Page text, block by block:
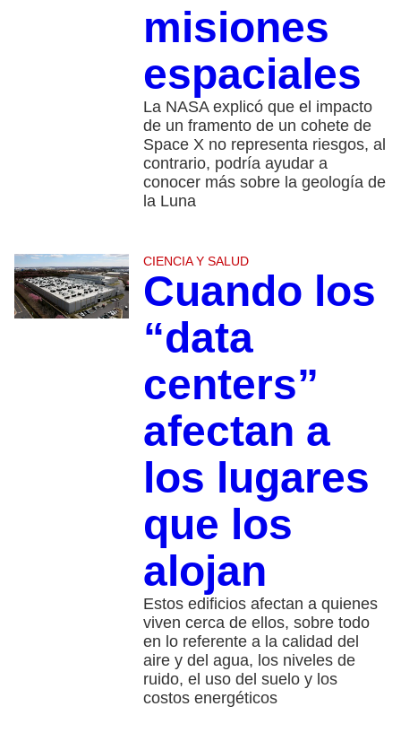
misiones
espaciales
La NASA explicó que el impacto
de un framento de un cohete de
Space X no representa riesgos, al
contrario, podría ayudar a
conocer más sobre la geología de
la Luna
CIENCIA Y SALUD
Cuando los
“data
centers”
afectan a
los lugares
que los
alojan
Estos edificios afectan a quienes
viven cerca de ellos, sobre todo
en lo referente a la calidad del
aire y del agua, los niveles de
ruido, el uso del suelo y los
costos energéticos